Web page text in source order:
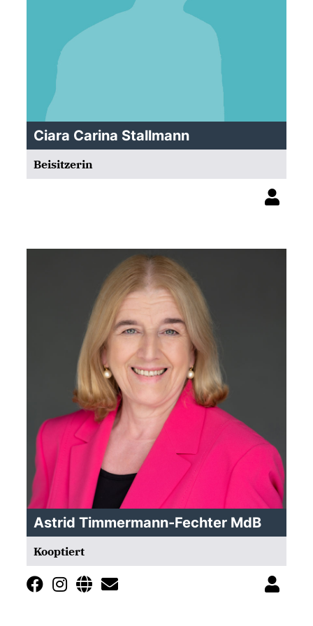
Ciara Carina Stallmann
Beisitzerin
Astrid Timmermann-Fechter MdB
Kooptiert